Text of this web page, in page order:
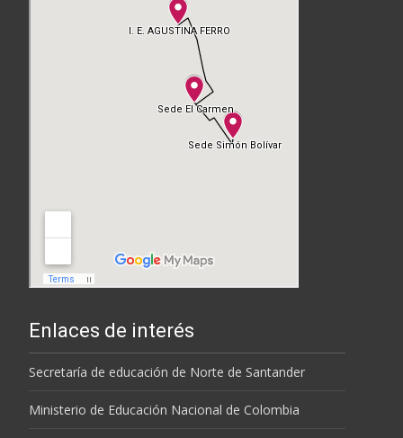
Enlaces de interés
Secretaría de educación de Norte de Santander
Ministerio de Educación Nacional de Colombia